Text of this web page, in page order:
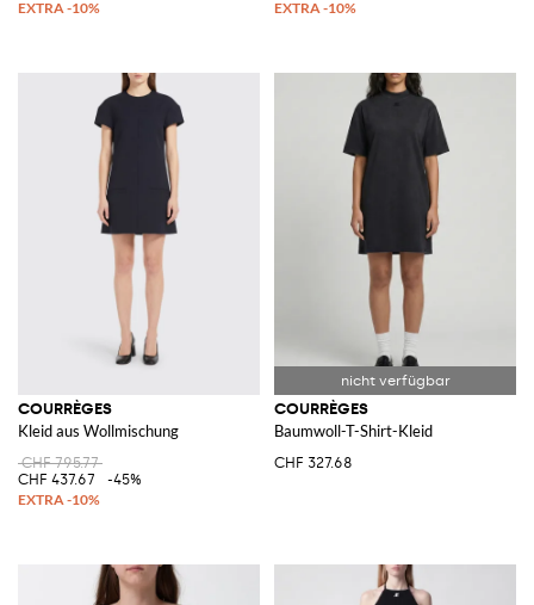
COURRÈGES
Kleid aus Wollmischung
CHF 795.77
CHF 437.67
-45%
COURRÈGES
Baumwoll-T-Shirt-Kleid
CHF 327.68